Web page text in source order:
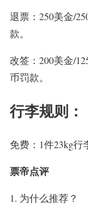
退票：250美金/
款。
改签：200美金/
币罚款。
行李规则：
免费：1件23kg
票帝点评
1. 为什么推荐？